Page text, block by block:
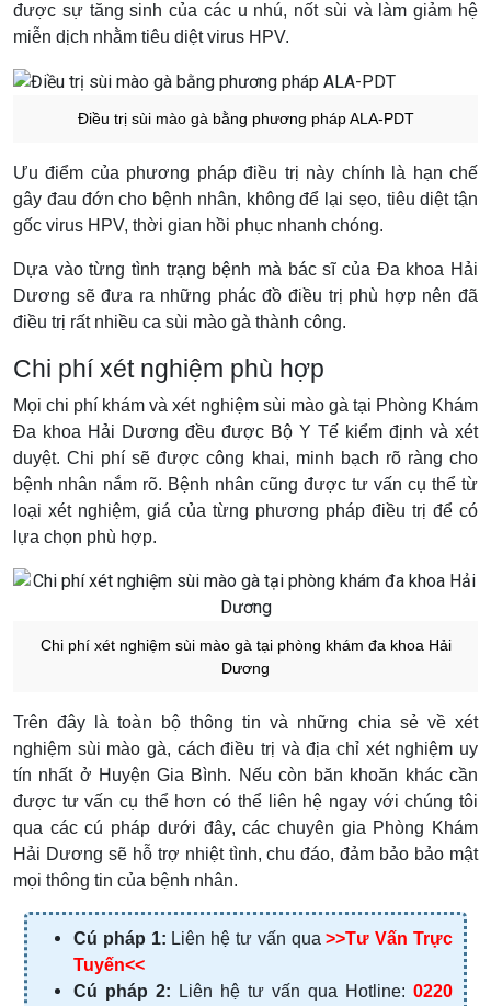
được sự tăng sinh của các u nhú, nốt sùi và làm giảm hệ
miễn dịch nhằm tiêu diệt virus HPV.
Điều trị sùi mào gà bằng phương pháp ALA-PDT
Ưu điểm của phương pháp điều trị này chính là hạn chế
gây đau đớn cho bệnh nhân, không để lại sẹo, tiêu diệt tận
gốc virus HPV, thời gian hồi phục nhanh chóng.
Dựa vào từng tình trạng bệnh mà bác sĩ của Đa khoa Hải
Dương sẽ đưa ra những phác đồ điều trị phù hợp nên đã
điều trị rất nhiều ca sùi mào gà thành công.
Chi phí xét nghiệm phù hợp
Mọi chi phí khám và xét nghiệm sùi mào gà tại Phòng Khám
Đa khoa Hải Dương đều được Bộ Y Tế kiểm định và xét
duyệt. Chi phí sẽ được công khai, minh bạch rõ ràng cho
bệnh nhân nắm rõ. Bệnh nhân cũng được tư vấn cụ thể từ
loại xét nghiệm, giá của từng phương pháp điều trị để có
lựa chọn phù hợp.
Chi phí xét nghiệm sùi mào gà tại phòng khám đa khoa Hải
Dương
Trên đây là toàn bộ thông tin và những chia sẻ về xét
nghiệm sùi mào gà, cách điều trị và địa chỉ xét nghiệm uy
tín nhất ở Huyện Gia Bình. Nếu còn băn khoăn khác cần
được tư vấn cụ thể hơn có thể liên hệ ngay với chúng tôi
qua các cú pháp dưới đây, các chuyên gia Phòng Khám
Hải Dương sẽ hỗ trợ nhiệt tình, chu đáo, đảm bảo bảo mật
mọi thông tin của bệnh nhân.
Cú pháp 1: Liên hệ tư vấn qua>>Tư Vấn Trực
Tuyến<<
Cú pháp 2: Liên hệ tư vấn qua Hotline: 0220